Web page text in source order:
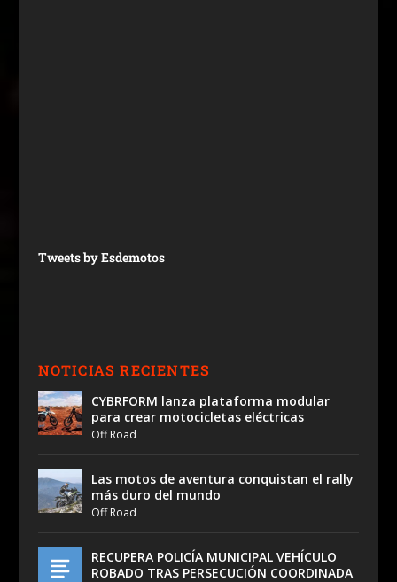
Tweets by Esdemotos
NOTICIAS RECIENTES
CYBRFORM lanza plataforma modular
para crear motocicletas eléctricas
Off Road
Las motos de aventura conquistan el rally
más duro del mundo
Off Road
RECUPERA POLICÍA MUNICIPAL VEHÍCULO
ROBADO TRAS PERSECUCIÓN COORDINADA